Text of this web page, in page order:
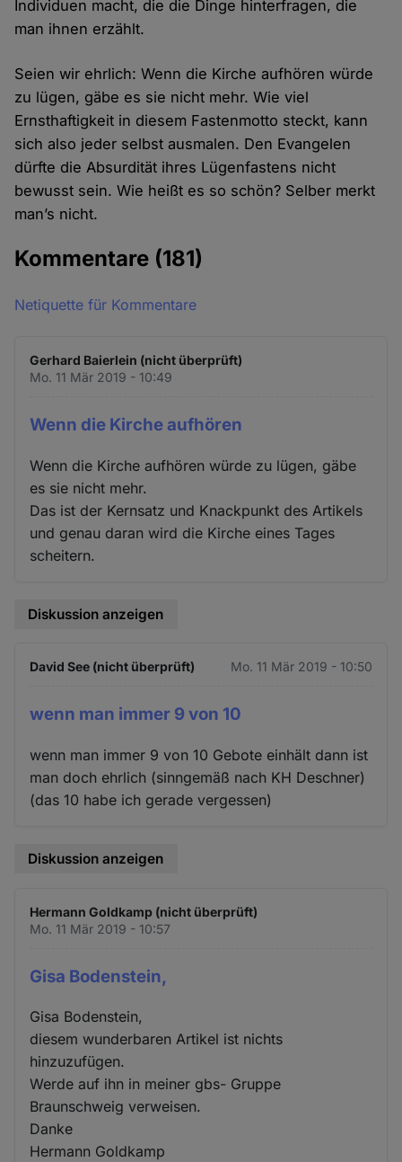
Individuen macht, die die Dinge hinterfragen, die
man ihnen erzählt.
Seien wir ehrlich: Wenn die Kirche aufhören würde
zu lügen, gäbe es sie nicht mehr. Wie viel
Ernsthaftigkeit in diesem Fastenmotto steckt, kann
sich also jeder selbst ausmalen. Den Evangelen
dürfte die Absurdität ihres Lügenfastens nicht
bewusst sein. Wie heißt es so schön? Selber merkt
man’s nicht.
Kommentare (181)
Netiquette für Kommentare
Gerhard Baierlein (nicht überprüft)
Mo. 11 Mär 2019 - 10:49
Wenn die Kirche aufhören
Wenn die Kirche aufhören würde zu lügen, gäbe
es sie nicht mehr.
Das ist der Kernsatz und Knackpunkt des Artikels
und genau daran wird die Kirche eines Tages
scheitern.
Diskussion anzeigen
David See (nicht überprüft) Mo. 11 Mär 2019 - 10:50
wenn man immer 9 von 10
wenn man immer 9 von 10 Gebote einhält dann ist
man doch ehrlich (sinngemäß nach KH Deschner)
(das 10 habe ich gerade vergessen)
Diskussion anzeigen
Hermann Goldkamp (nicht überprüft)
Mo. 11 Mär 2019 - 10:57
Gisa Bodenstein,
Gisa Bodenstein,
diesem wunderbaren Artikel ist nichts
hinzuzufügen.
Werde auf ihn in meiner gbs- Gruppe
Braunschweig verweisen.
Danke
Hermann Goldkamp